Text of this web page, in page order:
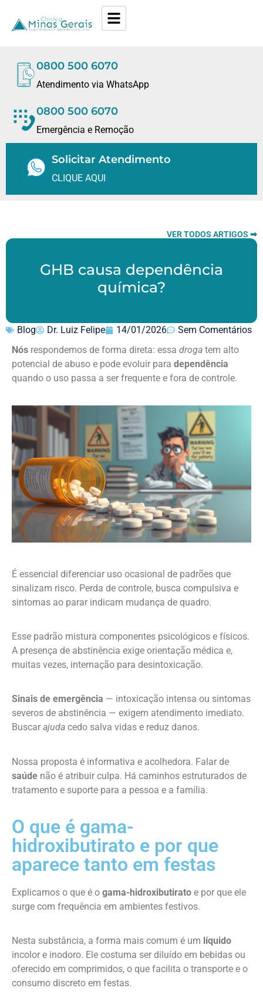
0800 500 6070
Atendimento via WhatsApp
0800 500 6070
Emergência e Remoção
Solicitar Atendimento
CLIQUE AQUI
VER TODOS ARTIGOS ➡
GHB causa dependência
química?
Blog Dr. Luiz Felipe 14/01/2026
Sem Comentários
Nós respondemos de forma direta: essa droga tem alto
potencial de abuso e pode evoluir para dependência
quando o uso passa a ser frequente e fora de controle.
É essencial diferenciar uso ocasional de padrões que
sinalizam risco. Perda de controle, busca compulsiva e
sintomas ao parar indicam mudança de quadro.
Esse padrão mistura componentes psicológicos e físicos.
A presença de abstinência exige orientação médica e,
muitas vezes, internação para desintoxicação.
Sinais de emergência — intoxicação intensa ou sintomas
severos de abstinência — exigem atendimento imediato.
Buscar ajuda cedo salva vidas e reduz danos.
Nossa proposta é informativa e acolhedora. Falar de
saúde não é atribuir culpa. Há caminhos estruturados de
tratamento e suporte para a pessoa e a família.
O que é gama-
hidroxibutirato e por que
aparece tanto em festas
Explicamos o que é o gama-hidroxibutirato e por que ele
surge com frequência em ambientes festivos.
Nesta substância, a forma mais comum é um líquido
incolor e inodoro. Ele costuma ser diluído em bebidas ou
oferecido em comprimidos, o que facilita o transporte e o
consumo discreto em festas.